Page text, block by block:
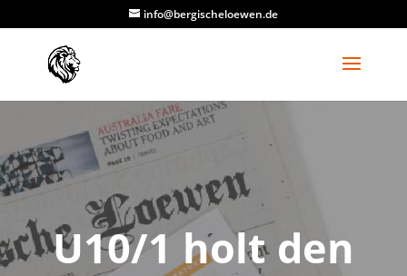
info@bergischeloewen.de
U10/1 holt den